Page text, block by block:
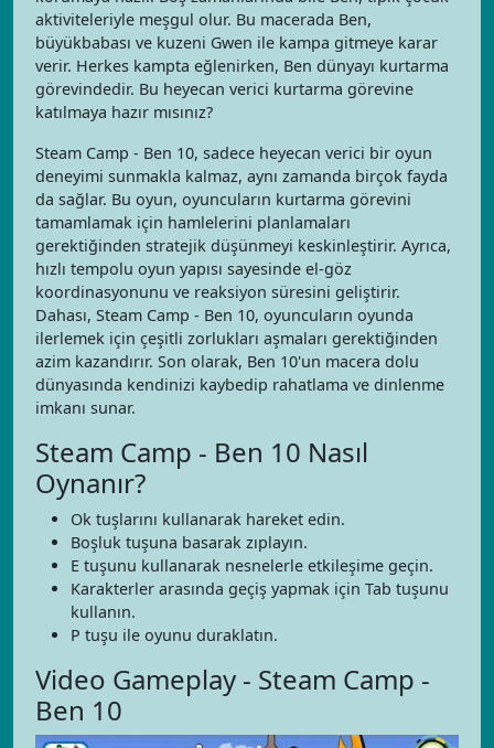
aktiviteleriyle meşgul olur. Bu macerada Ben,
büyükbabası ve kuzeni Gwen ile kampa gitmeye karar
verir. Herkes kampta eğlenirken, Ben dünyayı kurtarma
görevindedir. Bu heyecan verici kurtarma görevine
katılmaya hazır mısınız?
Steam Camp - Ben 10, sadece heyecan verici bir oyun
deneyimi sunmakla kalmaz, aynı zamanda birçok fayda
da sağlar. Bu oyun, oyuncuların kurtarma görevini
tamamlamak için hamlelerini planlamaları
gerektiğinden stratejik düşünmeyi keskinleştirir. Ayrıca,
hızlı tempolu oyun yapısı sayesinde el-göz
koordinasyonunu ve reaksiyon süresini geliştirir.
Dahası, Steam Camp - Ben 10, oyuncuların oyunda
ilerlemek için çeşitli zorlukları aşmaları gerektiğinden
azim kazandırır. Son olarak, Ben 10'un macera dolu
dünyasında kendinizi kaybedip rahatlama ve dinlenme
imkanı sunar.
Steam Camp - Ben 10 Nasıl
Oynanır?
Ok tuşlarını kullanarak hareket edin.
Boşluk tuşuna basarak zıplayın.
E tuşunu kullanarak nesnelerle etkileşime geçin.
Karakterler arasında geçiş yapmak için Tab tuşunu
kullanın.
P tuşu ile oyunu duraklatın.
Video Gameplay - Steam Camp -
Ben 10